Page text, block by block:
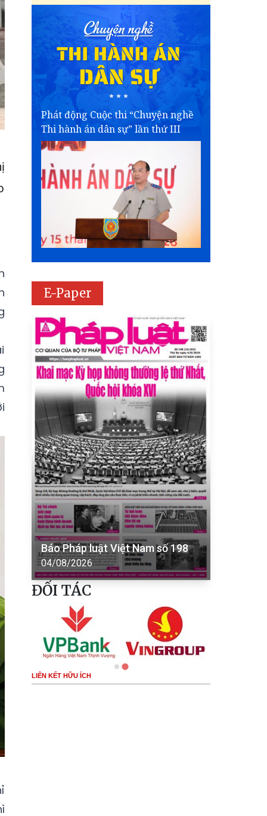
Phát động Cuộc thi “Chuyện nghề
Thi hành án dân sự” lần thứ III
E-Paper
Báo Pháp luật Việt Nam số 198
04/08/2026
ĐỐI TÁC
LIÊN KẾT HỮU ÍCH